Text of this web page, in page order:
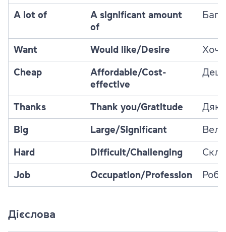
A lot of
A significant amount
of
Want Would like/Desire Хочу
Cheap
Affordable/Cost-
effective
Thanks Thank you/Gratitude
Big Large/Significant
Hard Difficult/Challenging
Job Occupation/Profession
Дієслова